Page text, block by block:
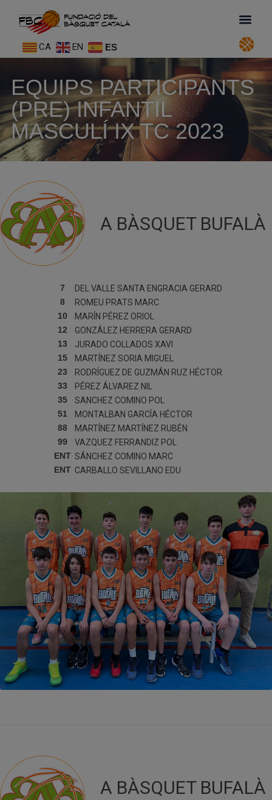
CA EN ES
EQUIPS PARTICIPANTS
(PRE) INFANTIL
MASCULÍ IX TC 2023
A BÀSQUET BUFALÀ
7 DEL VALLE SANTA ENGRACIA GERARD
8
ROMEU PRATS MARC
10
MARÍN PÉREZ ORIOL
12
GONZÁLEZ HERRERA GERARD
13
JURADO COLLADOS XAVI
15
MARTÍNEZ SORIA MIGUEL
23
RODRÍGUEZ DE GUZMÁN RUZ HÉCTOR
33
PÉREZ ÁLVAREZ NIL
35
SANCHEZ COMINO POL
51
MONTALBAN GARCÍA HÉCTOR
88
MARTÍNEZ MARTÍNEZ RUBÉN
99
VAZQUEZ FERRANDIZ POL
ENT SÁNCHEZ COMINO MARC
ENT CARBALLO SEVILLANO EDU
A BÀSQUET BUFALÀ